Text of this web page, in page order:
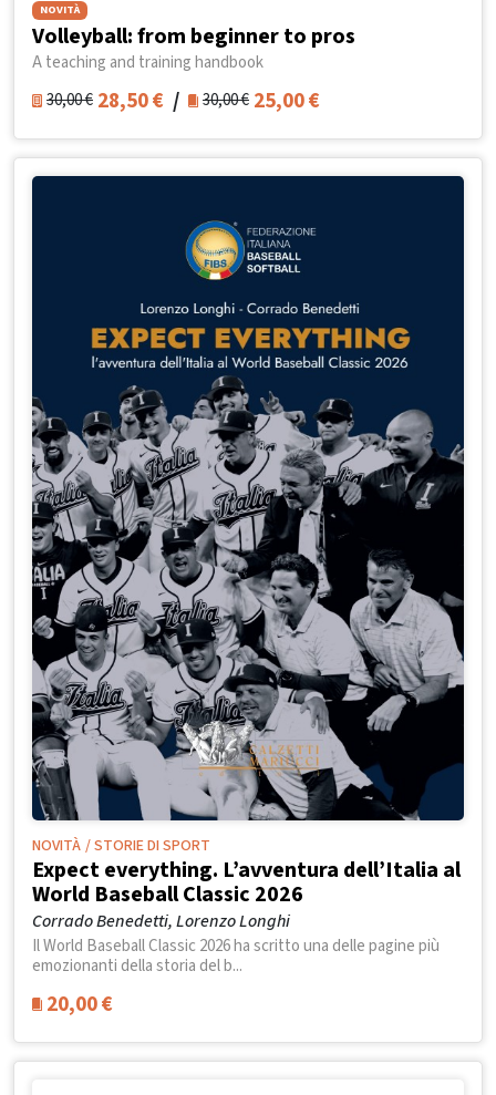
NOVITÀ
Volleyball: from beginner to pros
A teaching and training handbook
30,00€ 28,50€ / 30,00€ 25,00€
NOVITÀ / STORIE DI SPORT
Expect everything. L’avventura dell’Italia al
World Baseball Classic 2026
Corrado Benedetti, Lorenzo Longhi
Il World Baseball Classic 2026 ha scritto una delle pagine più
emozionanti della storia del b...
20,00€